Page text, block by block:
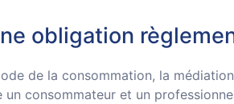
obligation
de la consommation, la
consommateur et un